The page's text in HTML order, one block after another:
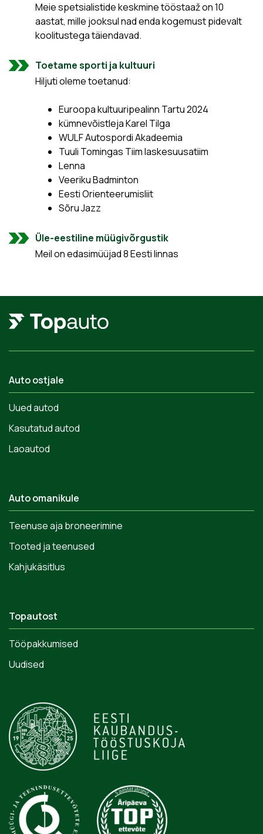
Meie spetsialistide keskmine tööstaaž on 10
aastat, mille jooksul nad enda kogemust pidevalt
koolitustega täiendavad.
Toetame sporti ja kultuuri
Hiljuti oleme toetanud:
Euroopa kultuuripealinn Tartu 2024
kümnevõistleja Karel Tilga
WULF Autospordi Akadeemia
Tuuli Tomingas Tiim laskesuusatiim
Lenna
Veeriku Badminton
Eesti Orienteerumisliit
Sõru Jazz
Üle-eestiline müügivõrgustik
Meil on edasimüüjad 8 Eesti linnas
Auto ostjale
Uued autod
Kasutatud autod
Laoautod
Auto omanikule
Teenuse aja broneerimine
Tooted ja teenused
Kahjukäsitlus
Topautost
Tööpakkumised
Uudised